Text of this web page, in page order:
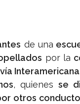
de una
por la
, quienesse
otros